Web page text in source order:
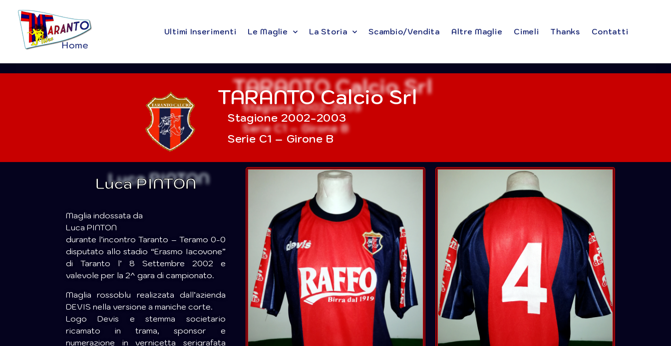
Ultimi Inserimenti Le Maglie La Storia Scambio/Vendita Altre Maglie Cimeli Thanks Contatti
TARANTO Calcio Srl
Stagione 2002-2003
Serie C1 – Girone B
Luca PINTON
Maglia indossata da
Luca PINTON
durante l’incontro Taranto – Teramo 0-0
disputato allo stadio “Erasmo Iacovone”
di Taranto l’ 8 Settembre 2002 e
valevole per la 2^ gara di campionato.
Maglia rossoblu realizzata dall’azienda
DEVIS nella versione a maniche corte.
Logo Devis e stemma societario
ricamato in trama, sponsor e
numerazione in vernicetta serigrafata